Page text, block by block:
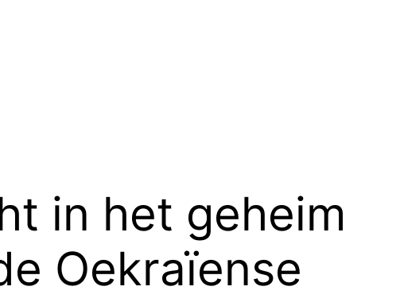
in het geheim
Oekraïense